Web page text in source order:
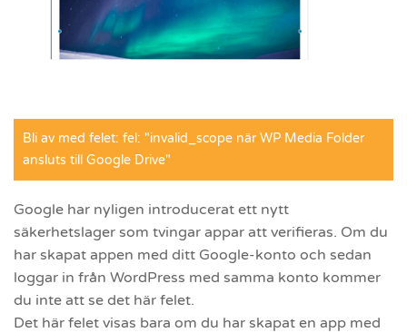
Bli av med felet: fel: "invalid_scope när WP Media Folder
ansluts till Google Drive"
Google har nyligen introducerat ett nytt
säkerhetslager som tvingar appar att verifieras. Om du
har skapat appen med ditt Google-konto och sedan
loggar in från WordPress med samma konto kommer
du inte att se det här felet.
Det här felet visas bara om du har skapat en app med